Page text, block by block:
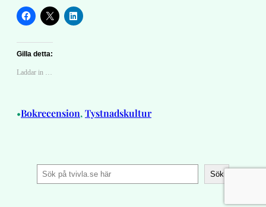
Gilla detta:
Laddar in …
•Bokrecension, Tystnadskultur
ö
Sök